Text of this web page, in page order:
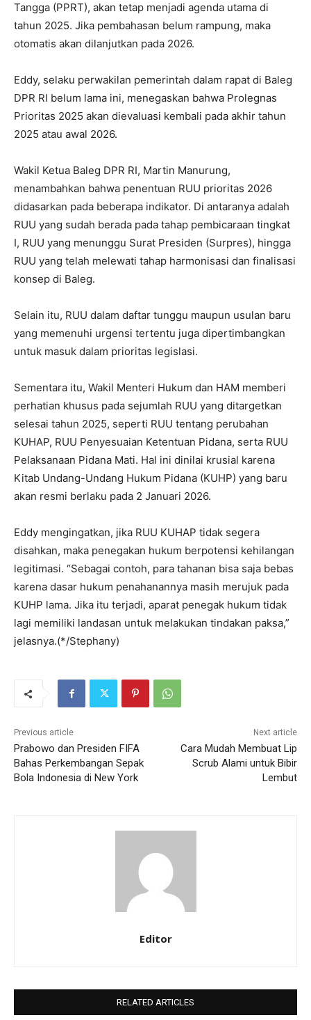
Tangga (PPRT), akan tetap menjadi agenda utama di
tahun 2025. Jika pembahasan belum rampung, maka
otomatis akan dilanjutkan pada 2026.
Eddy, selaku perwakilan pemerintah dalam rapat di Baleg
DPR RI belum lama ini, menegaskan bahwa Prolegnas
Prioritas 2025 akan dievaluasi kembali pada akhir tahun
2025 atau awal 2026.
Wakil Ketua Baleg DPR RI, Martin Manurung,
menambahkan bahwa penentuan RUU prioritas 2026
didasarkan pada beberapa indikator. Di antaranya adalah
RUU yang sudah berada pada tahap pembicaraan tingkat
I, RUU yang menunggu Surat Presiden (Surpres), hingga
RUU yang telah melewati tahap harmonisasi dan finalisasi
konsep di Baleg.
Selain itu, RUU dalam daftar tunggu maupun usulan baru
yang memenuhi urgensi tertentu juga dipertimbangkan
untuk masuk dalam prioritas legislasi.
Sementara itu, Wakil Menteri Hukum dan HAM memberi
perhatian khusus pada sejumlah RUU yang ditargetkan
selesai tahun 2025, seperti RUU tentang perubahan
KUHAP, RUU Penyesuaian Ketentuan Pidana, serta RUU
Pelaksanaan Pidana Mati. Hal ini dinilai krusial karena
Kitab Undang-Undang Hukum Pidana (KUHP) yang baru
akan resmi berlaku pada 2 Januari 2026.
Eddy mengingatkan, jika RUU KUHAP tidak segera
disahkan, maka penegakan hukum berpotensi kehilangan
legitimasi. “Sebagai contoh, para tahanan bisa saja bebas
karena dasar hukum penahanannya masih merujuk pada
KUHP lama. Jika itu terjadi, aparat penegak hukum tidak
lagi memiliki landasan untuk melakukan tindakan paksa,”
jelasnya.(*/Stephany)
Previous article
Prabowo dan Presiden FIFA
Bahas Perkembangan Sepak
Bola Indonesia di New York
Next article
Cara Mudah Membuat Lip
Scrub Alami untuk Bibir
Lembut
Editor
RELATED ARTICLES